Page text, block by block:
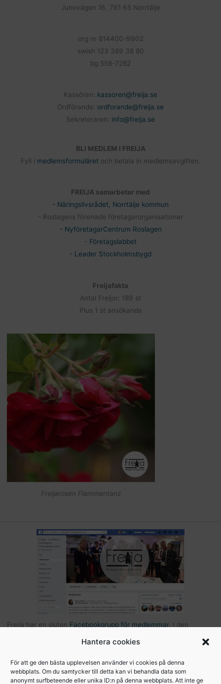
Hantera cookies
För att ge den bästa upplevelsen använder vi cookies på denna
webbplats. Om du samtycker till detta kan vi behandla data som
anonymt surfbeteende eller unika ID:n på denna webbplats. Att inte ge
Junovägen 16, 761 65 Norrtälje
org nr 814400-9902
swish 123 389 38 80
bg 558-7282
Kassören: kassoren@freija.se
Ordförande: ordforande@freija.se
Sekreteraren: info@freija.se
BLI MEDLEM I FREIJA
Fyll i medlemsformuläret och betala in medlemsavgiften.
FREIJA samarbetar med
- Näringslivsrådet, Norrtälje kommun
- Roslagens förenade företagarorganisationer
- NyföretagarCentrum Roslagen
Företagslabbet
- Leader Stockholmsbygd
Freijafakta
Antal Freijor: 189 st
Plus 1 st ansökande
Freijarosen Flammentanz
Freija har en sluten Facebookgrupp för medlemmar. I den
gruppen kan du som är medlem kommunicera med andra Freijor,
filer från Freijaträffar. Om du är Freija och finns på Facebook –
begär att få bli medlem.